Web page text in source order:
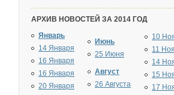
АРХИВ НОВОСТЕЙ ЗА 2014 ГОД
Январь
14 Января
16 Января
16 Января
20 Января
Июнь
25 Июня
Август
26 Августа
10
11
14
15
17